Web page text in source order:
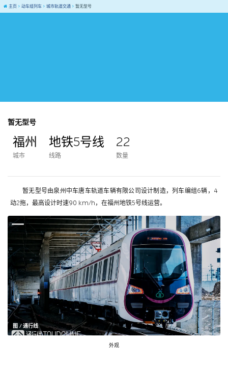
主页 动车组列车 城市轨道交通 暂无型号
暂无型号
福州
城市
地铁5号线
线路
22
数量
暂无型号由泉州中车唐车轨道车辆有限公司设计制造，列车编组6辆，4
动2拖，最高设计时速90 km/h，在福州地铁5号线运营。
图 / 通行线
外观